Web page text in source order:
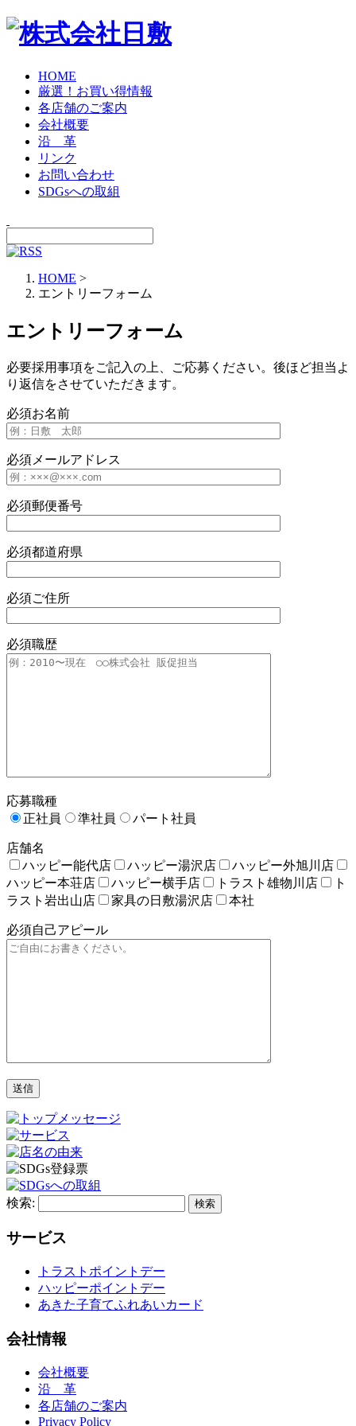
HOME
厳選！お買い得情報
各店舗のご案内
会社概要
沿 革
リンク
お問い合わせ
SDGsへの取組
HOME >
エントリーフォーム
エントリーフォーム
必要採用事項をご記入の上、ご応募ください。後ほど担当よ
り返信をさせていただきます。
必須お名前
必須 メールアドレス
必須郵便番号
必須都道府県
必須ご住所
必須職歴
応募職種
正社員
準社員 パート社員
店舗名
ハッピー能代店
ハッピー湯沢店
ハッピー外旭川店
ハッピー本荘店
ハッピー横手店 トラスト雄物川店
ト
ラスト岩出山店
家具の日敷湯沢店 本社
必須自己アピール
検索:
サービス
トラストポイントデー
ハッピーポイントデー
あきた子育てふれあいカード
会社情報
会社概要
沿 革
各店舗のご案内
Privacy Policy